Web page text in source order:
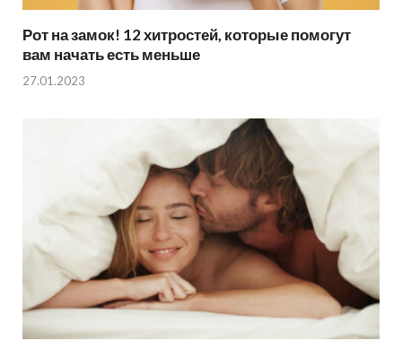
Рот на замок! 12 хитростей, которые помогут
вам начать есть меньше
27.01.2023